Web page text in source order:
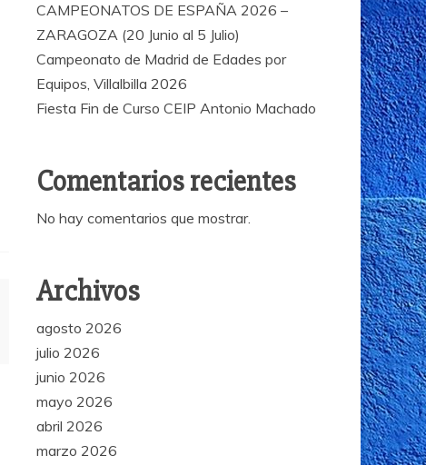
CAMPEONATOS DE ESPAÑA 2026 –
ZARAGOZA (20 Junio al 5 Julio)
Campeonato de Madrid de Edades por
Equipos, Villalbilla 2026
Fiesta Fin de Curso CEIP Antonio Machado
Comentarios recientes
No hay comentarios que mostrar.
Archivos
agosto 2026
julio 2026
junio 2026
mayo 2026
abril 2026
marzo 2026